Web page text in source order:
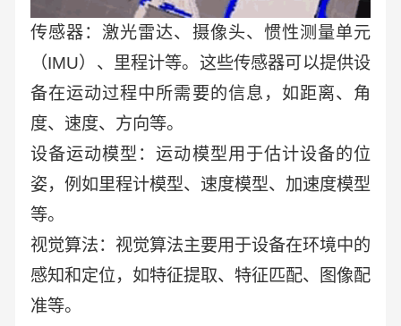
传感器：激光雷达、摄像头、惯性测量单元
（IMU）、里程计等。这些传感器可以提供设
备在运动过程中所需要的信息，如距离、角
度、速度、方向等。
设备运动模型：运动模型用于估计设备的位
姿，例如里程计模型、速度模型、加速度模型
等。
视觉算法：视觉算法主要用于设备在环境中的
感知和定位，如特征提取、特征匹配、图像配
准等。